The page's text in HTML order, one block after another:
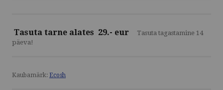
Tasuta tarne alates 29.- eur
Tasuta tagastamine 14
päeva!
Kaubamärk: Ecosh